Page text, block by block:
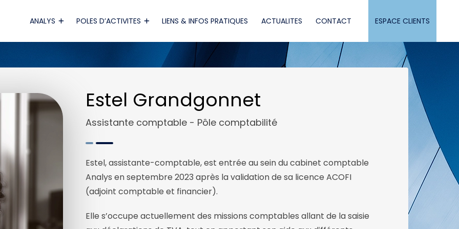
ANALYS POLES D’ACTIVITES LIENS & INFOS PRATIQUES ACTUALITES CONTACT ESPACE CLIENTS
Estel Grandgonnet
Assistante comptable - Pôle comptabilité
Estel, assistante-comptable, est entrée au sein du cabinet comptable
Analys en septembre 2023 après la validation de sa licence ACOFI
(adjoint comptable et financier).
Elle s’occupe actuellement des missions comptables allant de la saisie